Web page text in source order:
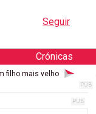
Seguir
Crónicas
filho mais velho